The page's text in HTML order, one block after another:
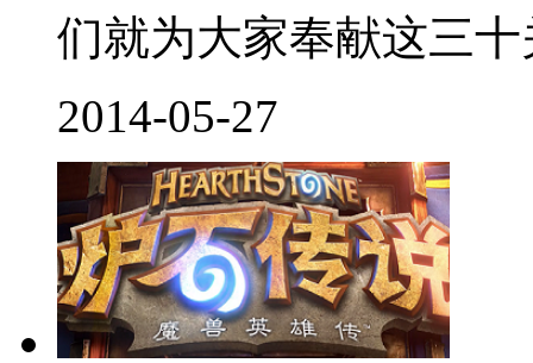
们就为大家奉献这三
2014-05-27